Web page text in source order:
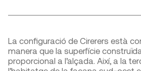
La configuració de Cirerers està
manera que la superfície
proporcional a l’alçada. Així, a la